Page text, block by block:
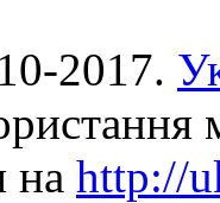
2017.
на http://